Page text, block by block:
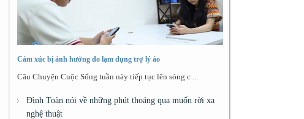
Cảm xúc bị ảnh hưởng do lạm dụng trợ lý ảo
Câu Chuyện Cuộc Sống tuần này tiếp tục lên sóng c ...
Đình Toàn nói về những phút thoáng qua muốn rời xa
nghệ thuật